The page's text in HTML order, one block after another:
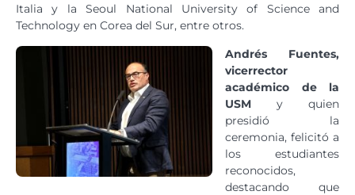
Italia y la Seoul National University of Science and
Technology en Corea del Sur, entre otros.
Andrés Fuentes,
vicerrector
académico de la
USM y quien
presidió la
ceremonia, felicitó a
los estudiantes
reconocidos,
destacando que